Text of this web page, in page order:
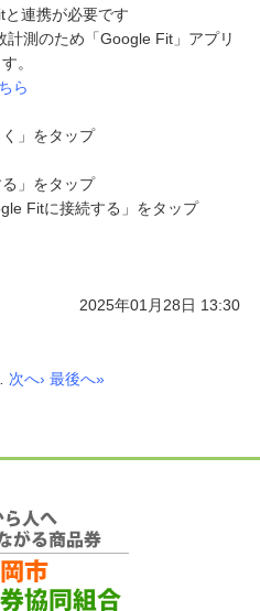
連携が必要です
測のため「Google Fit」アプリ
。
ら
」をタップ
」をタップ
Fitに接続する」をタップ
2025年01月28日 13:30
次へ› 最後へ»